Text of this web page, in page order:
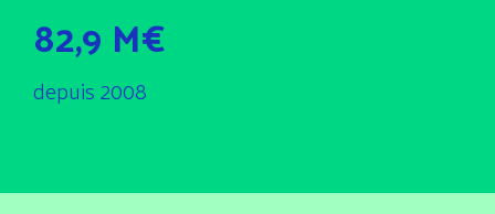
82,9 M€
depuis 2008